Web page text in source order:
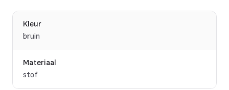
Kleur
bruin
Materiaal
stof